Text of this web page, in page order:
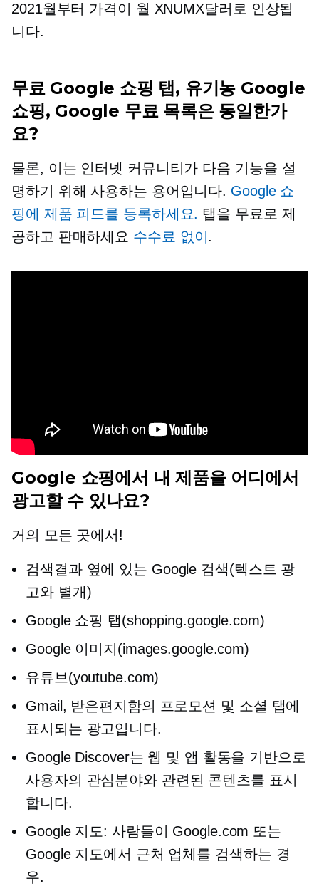
2021월부터 가격이 월 XNUMX달러로 인상됩
니다.
무료 Google 쇼핑 탭, 유기농 Google
쇼핑, Google 무료 목록은 동일한가
요?
물론, 이는 인터넷 커뮤니티가 다음 기능을 설
명하기 위해 사용하는 용어입니다. Google 쇼
핑에 제품 피드를 등록하세요. 탭을 무료로 제
공하고 판매하세요 수수료 없이 .
Google 쇼핑에서 내 제품을 어디에서
광고할 수 있나요?
거의 모든 곳에서!
검색결과 옆에 있는 Google 검색(텍스트 광
고와 별개)
Google 쇼핑 탭(shopping.google.com)
Google 이미지(images.google.com)
유튜브(youtube.com)
Gmail, 받은편지함의 프로모션 및 소셜 탭에
표시되는 광고입니다.
Google Discover는 웹 및 앱 활동을 기반으로
사용자의 관심분야와 관련된 콘텐츠를 표시
합니다.
Google 지도: 사람들이 Google.com 또는
Google 지도에서 근처 업체를 검색하는 경
우.